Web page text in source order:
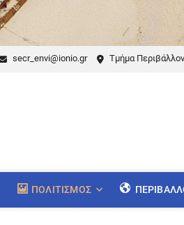
secr_envi@ionio.gr Τμήμα
ΠΟΛΙΤΙΣΜΌΣ